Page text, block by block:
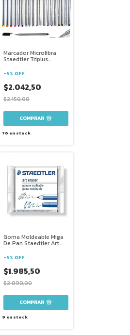
Marcador Microfibra
Staedtler Triplus
-5% OFF
$2.042,50
$2.150,00
76 en stock
Goma Moldeable Miga
De Pan Staedtler Art
-5% OFF
$1.985,50
$2.090,00
9 en stock